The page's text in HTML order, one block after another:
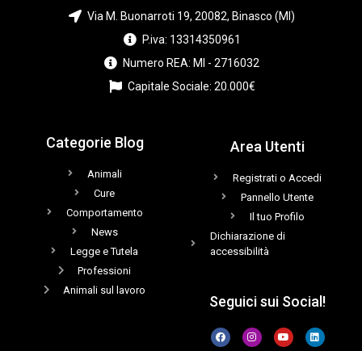
Via M. Buonarroti 19, 20082, Binasco (MI)
P.iva: 13314350961
Numero REA: MI - 2716032
Capitale Sociale: 20.000€
Categorie Blog
Animali
Cure
Comportamento
News
Legge e Tutela
Professioni
Animali sul lavoro
Area Utenti
Registrati o Accedi
Pannello Utente
Il tuo Profilo
Dichiarazione di
accessibilità
Seguici sui Social!